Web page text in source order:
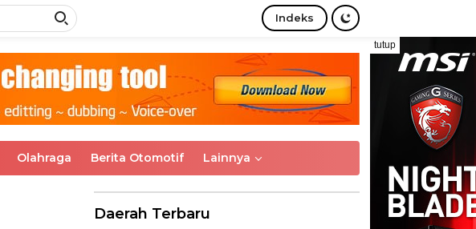
Indeks
tutup
Olahraga Berita Otomotif Lainnya
Daerah Terbaru